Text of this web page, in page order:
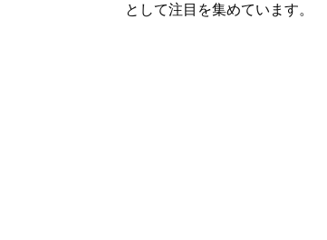
として注目を集めています。